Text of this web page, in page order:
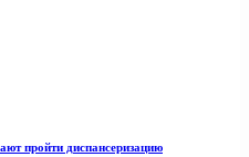
пройти диспансеризацию